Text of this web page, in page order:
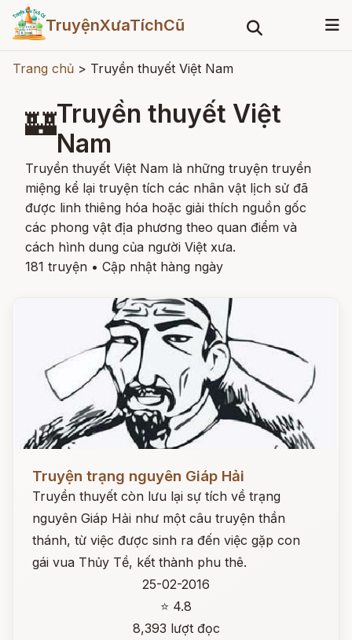
TruyệnXưaTíchCũ
Trang chủ > Truyền thuyết Việt Nam
🏰Truyền thuyết Việt
Nam
Truyền thuyết Việt Nam là những truyện truyền
miệng kể lại truyện tích các nhân vật lịch sử đã
được linh thiêng hóa hoặc giải thích nguồn gốc
các phong vật địa phương theo quan điểm và
cách hình dung của người Việt xưa.
181 truyện • Cập nhật hàng ngày
Truyện trạng nguyên Giáp Hải
Truyền thuyết còn lưu lại sự tích về trạng
nguyên Giáp Hải như một câu truyện thần
thánh, từ việc được sinh ra đến việc gặp con
gái vua Thủy Tề, kết thành phu thê.
25-02-2016
⭐ 4.8
8,393 lượt đọc